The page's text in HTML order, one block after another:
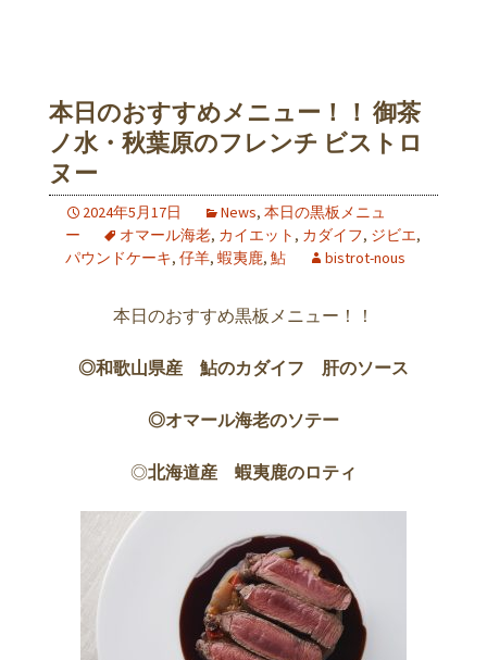
本日のおすすめメニュー！！ 御茶
ノ水・秋葉原のフレンチ ビストロ
ヌー
2024年5月17日 News, 本日の黒板メニュ
ー
オマール海老, カイエット , カダイフ, ジビエ,
パウンドケーキ, 仔羊, 蝦夷鹿, 鮎 bistrot-nous
本日のおすすめ黒板メニュー！！
◎和歌山県産 鮎のカダイフ 肝のソース
◎オマール海老のソテー
◎北海道産 蝦夷鹿のロティ